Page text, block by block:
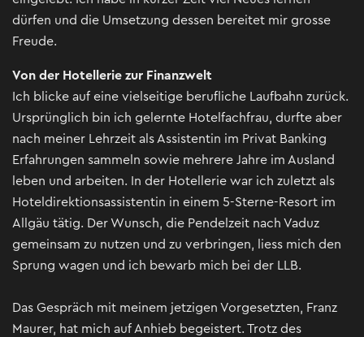
dürfen und die Umsetzung dessen bereitet mir grosse
Freude.
Von der Hotellerie zur Finanzwelt
Ich blicke auf eine vielseitige berufliche Laufbahn zurück.
Ursprünglich bin ich gelernte Hotelfachfrau, durfte aber
nach meiner Lehrzeit als Assistentin im Privat Banking
Erfahrungen sammeln sowie mehrere Jahre im Ausland
leben und arbeiten. In der Hotellerie war ich zuletzt als
Hoteldirektionsassistentin in einem 5-Sterne-Resort im
Allgäu tätig. Der Wunsch, die Pendelzeit nach Vaduz
gemeinsam zu nutzen und zu verbringen, liess mich den
Sprung wagen und ich bewarb mich bei der LLB.
Das Gespräch mit meinem jetzigen Vorgesetzten, Franz
Maurer, hat mich auf Anhieb begeistert. Trotz des